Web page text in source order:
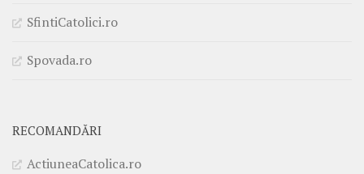
SfintiCatolici.ro
Spovada.ro
RECOMANDĂRI
ActiuneaCatolica.ro